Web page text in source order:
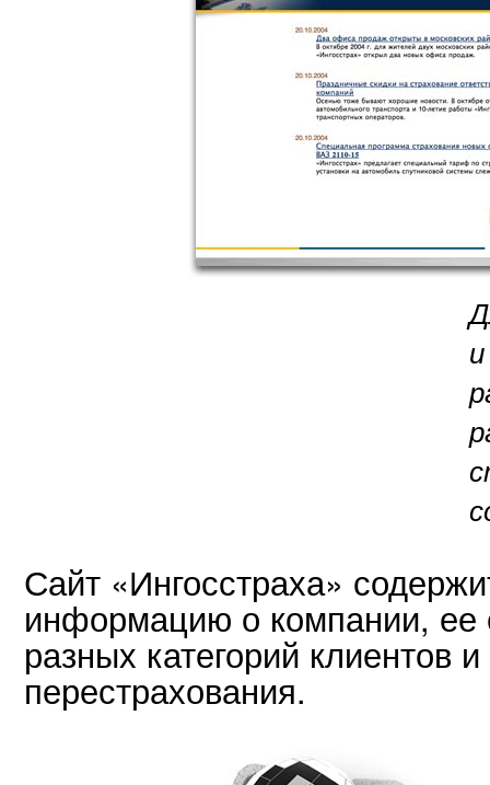
Сайт «Ингосстраха»
информацию о компании, ее
разных категорий клиентов
перестрахования.